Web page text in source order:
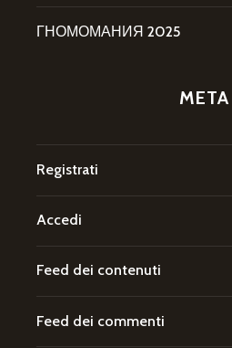
ГНОМОМАНИЯ 2025
META
Registrati
Accedi
Feed dei contenuti
Feed dei commenti